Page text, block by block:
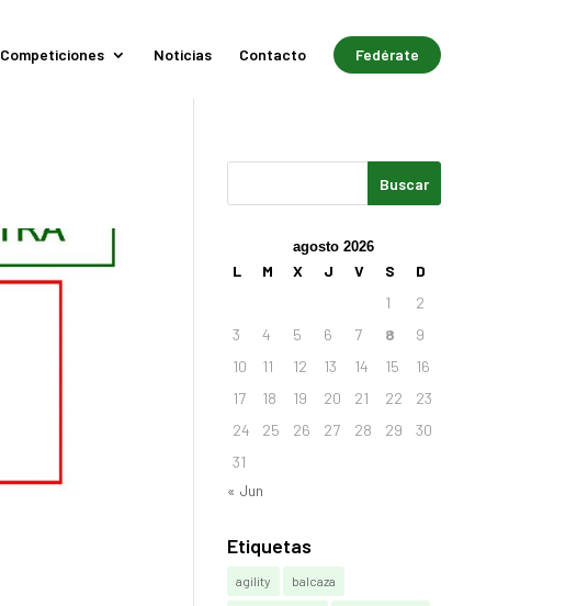
Competiciones Noticias Contacto Fedérate
agosto 2026
L M X J V S
D
1
2
3
4 5 6 7 8
9
10
11 12 13 14 15
16
17
18 19 20 21 22
23
24
25 26 27 28 29
30
31
« Jun
Etiquetas
agility balcaza